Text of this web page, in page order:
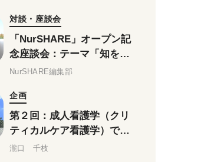
対談・座談会
「NurSHARE」オープン記
念座談会：テーマ「知を共
有する」(最終回)
NurSHARE編集部
企画
第２回：成人看護学（クリ
ティカルケア看護学）で教
えていること、大事にして
瀧口 千枝